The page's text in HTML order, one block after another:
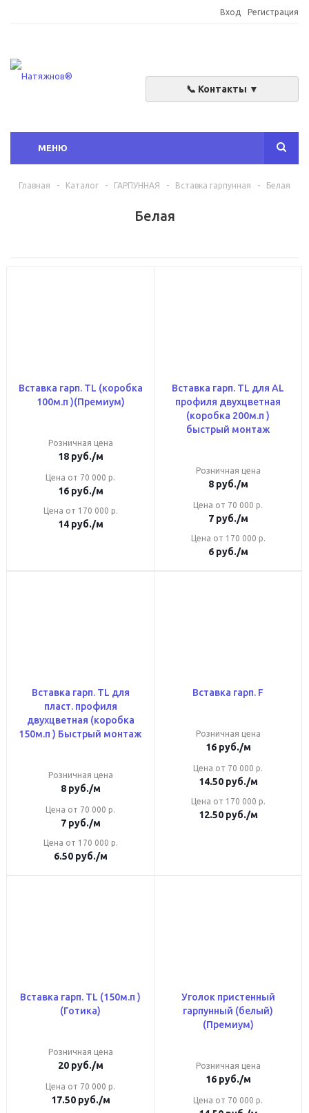
Вход Регистрация
📞 Контакты ▼
МЕНЮ
Главная - Каталог - ГАРПУННАЯ - Вставка гарпунная - Белая
Белая
Вставка гарп. TL (коробка
100м.п )(Премиум)
Розничная цена
18руб./м
Цена от 70 000 р.
16руб./м
Цена от 170 000 р.
14руб./м
Вставка гарп. TL для AL
профиля двухцветная
(коробка 200м.п )
быстрый монтаж
Розничная цена
8руб./м
Цена от 70 000 р.
7руб./м
Цена от 170 000 р.
6руб./м
Вставка гарп. TL для
пласт. профиля
двухцветная (коробка
150м.п ) Быстрый монтаж
Розничная цена
8руб./м
Цена от 70 000 р.
7руб./м
Цена от 170 000 р.
6.50руб./м
Вставка гарп. F
Розничная цена
16руб./м
Цена от 70 000 р.
14.50руб./м
Цена от 170 000 р.
12.50руб./м
Вставка гарп. TL (150м.п )
(Готика)
Розничная цена
20руб./м
Цена от 70 000 р.
17.50руб./м
Уголок пристенный
гарпунный (белый)
(Премиум)
Розничная цена
16руб./м
Цена от 70 000 р.